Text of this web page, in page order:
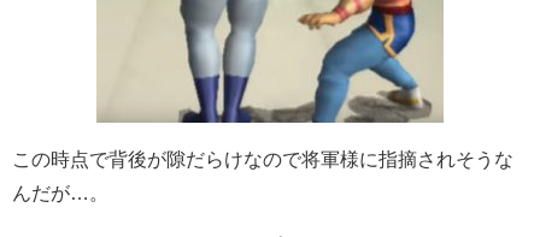
この時点で背後が隙だらけなので将軍様に指摘されそうな
んだが…。